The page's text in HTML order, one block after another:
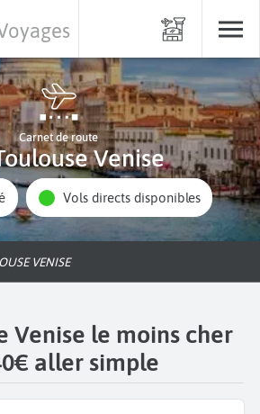
Carnet de route
Venise
Vols directs disponibles
VENISE
Venise le moins cher
aller simple